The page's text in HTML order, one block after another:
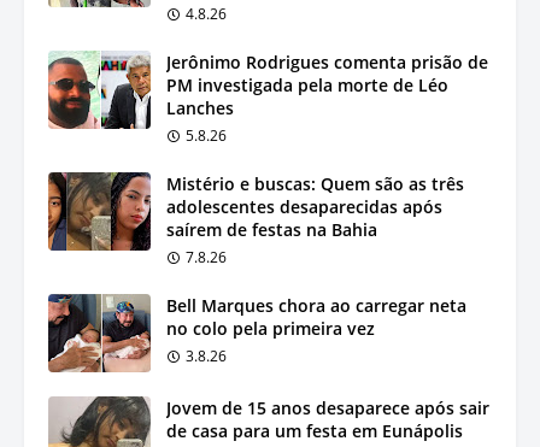
4.8.26
Jerônimo Rodrigues comenta prisão de
PM investigada pela morte de Léo
Lanches
5.8.26
Mistério e buscas: Quem são as três
adolescentes desaparecidas após
saírem de festas na Bahia
7.8.26
Bell Marques chora ao carregar neta
no colo pela primeira vez
3.8.26
Jovem de 15 anos desaparece após sair
de casa para um festa em Eunápolis